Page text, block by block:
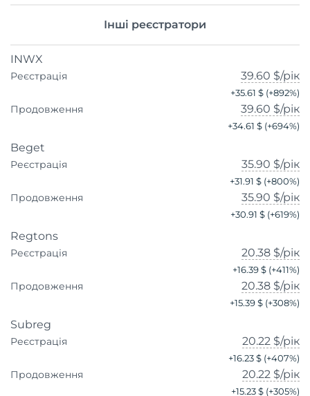
Інші реєстратори
INWX
Реєстрація 39.60 $/рік
+35.61 $ (+892%)
Продовження 39.60 $/рік
+34.61 $ (+694%)
Beget
Реєстрація 35.90 $/рік
+31.91 $ (+800%)
Продовження 35.90 $/рік
+30.91 $ (+619%)
Regtons
Реєстрація 20.38 $/рік
+16.39 $ (+411%)
Продовження 20.38 $/рік
+15.39 $ (+308%)
Subreg
Реєстрація 20.22 $/рік
+16.23 $ (+407%)
Продовження 20.22 $/рік
+15.23 $ (+305%)